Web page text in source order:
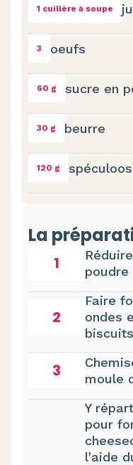
1 cuillère à soupe
3 oeufs
60 g sucre en
30 g beurre
120 g spéculoos
La
1
poudre
2
Faire
ondes
3
moule
Y
pour
l'aide